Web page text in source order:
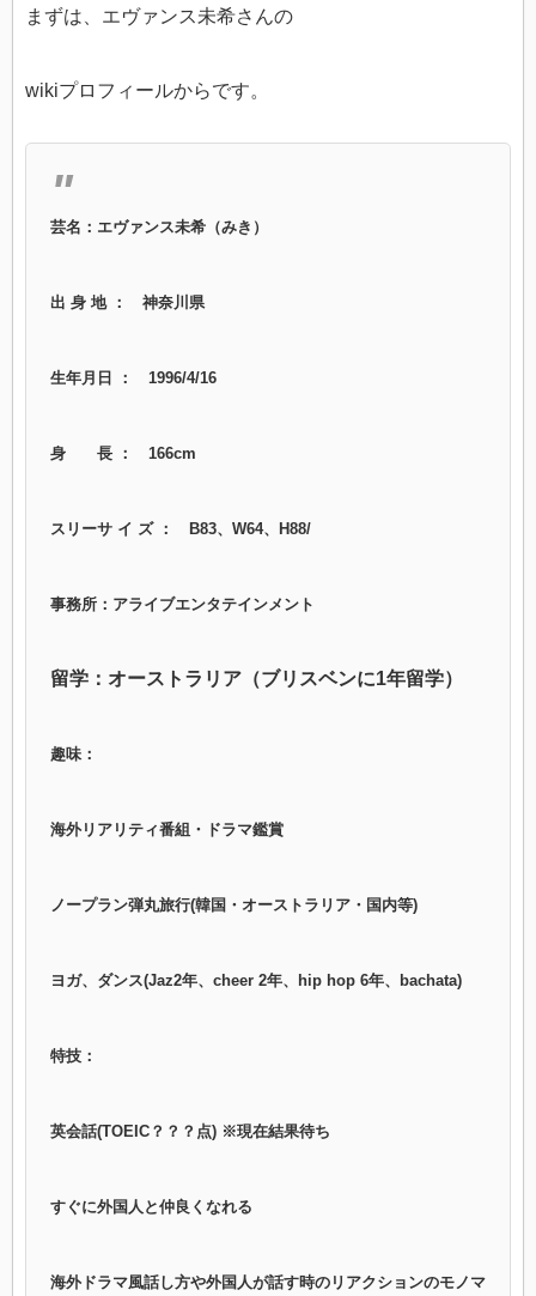
まずは、エヴァンス未希さんの
wikiプロフィールからです。
芸名：エヴァンス未希（みき）
出 身 地 ： 神奈川県
生年月日 ： 1996/4/16
身 長 ： 166cm
スリーサ イ ズ ： B83、W64、H88/
事務所：アライブエンタテインメント
留学：オーストラリア（ブリスベンに1年留学）
趣味：
海外リアリティ番組・ドラマ鑑賞
ノープラン弾丸旅行(韓国・オーストラリア・国内等)
ヨガ、ダンス(Jaz2年、cheer 2年、hip hop 6年、bachata)
特技：
英会話(TOEIC？？？点) ※現在結果待ち
すぐに外国人と仲良くなれる
海外ドラマ風話し方や外国人が話す時のリアクションのモノマ